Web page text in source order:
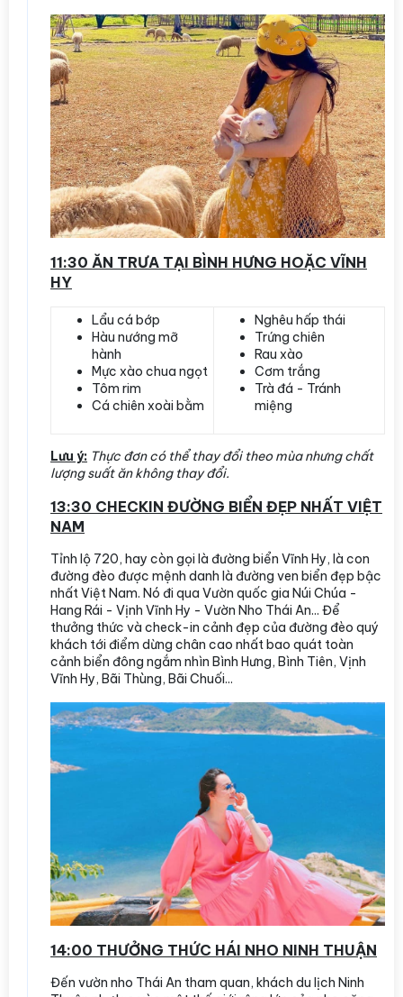
11:30 ĂN TRƯA TẠI BÌNH HƯNG HOẶC VĨNH
HY
Lẩu cá bớp
Hàu nướng mỡ
hành
Mực xào chua ngọt
Tôm rim
Cá chiên xoài bằm
Nghêu hấp thái
Trứng chiên
Rau xào
Cơm trắng
Trà đá - Tránh
miệng
Lưu ý: Thực đơn có thể thay đổi theo mùa nhưng chất
lượng suất ăn không thay đổi.
13:30 CHECKIN ĐƯỜNG BIỂN ĐẸP NHẤT VIỆT
NAM
Tỉnh lộ 720, hay còn gọi là đường biển Vĩnh Hy, là con
đường đèo được mệnh danh là đường ven biển đẹp bậc
nhất Việt Nam. Nó đi qua Vườn quốc gia Núi Chúa -
Hang Rái - Vịnh Vĩnh Hy - Vườn Nho Thái An... Để
thưởng thức và check-in cảnh đẹp của đường đèo quý
khách tới điểm dừng chân cao nhất bao quát toàn
cảnh biển đông ngắm nhìn Bình Hưng, Bình Tiên, Vịnh
Vĩnh Hy, Bãi Thùng, Bãi Chuối...
14:00 THƯỞNG THỨC HÁI NHO NINH THUẬN
Đến vườn nho Thái An tham quan, khách du lịch Ninh